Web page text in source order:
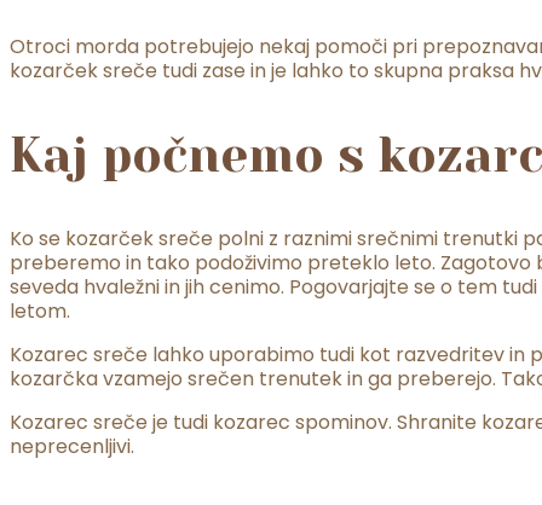
Otroci morda potrebujejo nekaj pomoči pri
kozarček sreče tudi zase in je lahko to skupna praksa
Kaj počnemo s
Ko se kozarček sreče polni z raznimi srečnimi trenutki
preberemo in tako podoživimo preteklo leto. Zagotovo
seveda hvaležni in jih cenimo. Pogovarjajte se o tem
letom.
Kozarec sreče lahko uporabimo tudi kot razvedritev in
kozarčka vzamejo srečen trenutek in ga preberejo.
Kozarec sreče je tudi kozarec spominov. Shranite
neprecenljivi.